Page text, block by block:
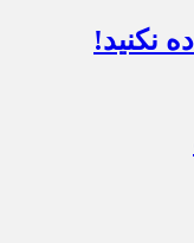
نکنید!